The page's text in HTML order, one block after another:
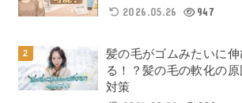
2026.05.26
947
髪の毛がゴムみたいに伸
る！？髪の毛の軟化の原
対策